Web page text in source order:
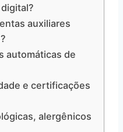
auxiliares
automáticas de
e certificações
alergênicos